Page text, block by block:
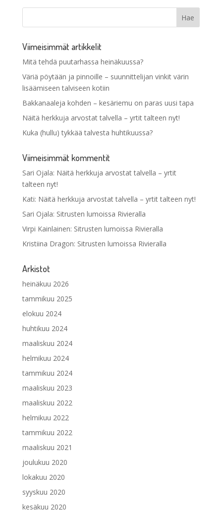
Viimeisimmät artikkelit
Mitä tehdä puutarhassa heinäkuussa?
Väriä pöytään ja pinnoille – suunnittelijan vinkit värin
lisäämiseen talviseen kotiin
Bakkanaaleja kohden – kesäriemu on paras uusi tapa
Näitä herkkuja arvostat talvella – yrtit talteen nyt!
Kuka (hullu) tykkää talvesta huhtikuussa?
Viimeisimmät kommentit
Sari Ojala: Näitä herkkuja arvostat talvella – yrtit
talteen nyt!
Kati: Näitä herkkuja arvostat talvella – yrtit talteen nyt!
Sari Ojala: Sitrusten lumoissa Rivieralla
Virpi Kainlainen: Sitrusten lumoissa Rivieralla
Kristiina Dragon: Sitrusten lumoissa Rivieralla
Arkistot
heinäkuu 2026
tammikuu 2025
elokuu 2024
huhtikuu 2024
maaliskuu 2024
helmikuu 2024
tammikuu 2024
maaliskuu 2023
maaliskuu 2022
helmikuu 2022
tammikuu 2022
maaliskuu 2021
joulukuu 2020
lokakuu 2020
syyskuu 2020
kesäkuu 2020